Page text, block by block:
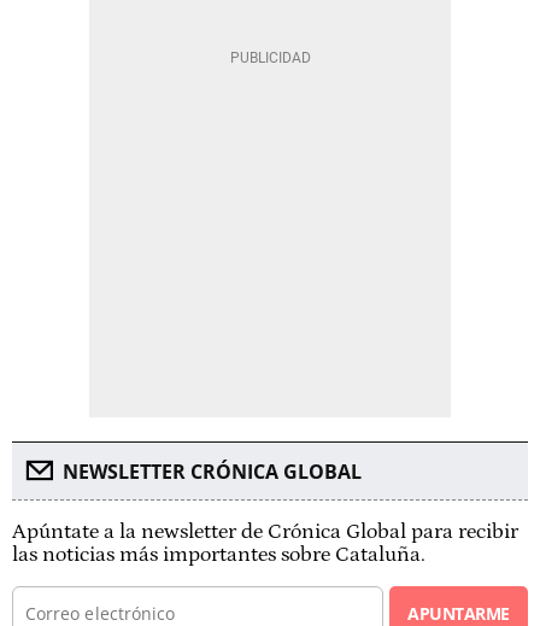
NEWSLETTER CRÓNICA GLOBAL
Apúntate a la newsletter de Crónica Global para recibir
las noticias más importantes sobre Cataluña.
APUNTARME